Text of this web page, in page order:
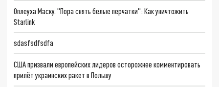
Оплеуха Маску. "Пора снять белые перчатки": Как уничтожить
Starlink
sdasfsdfsdfa
США призвали европейских лидеров осторожнее комментировать
прилёт украинских ракет в Польшу